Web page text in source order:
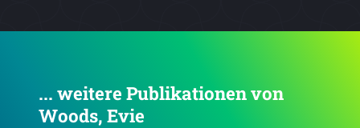
... weitere Publikationen von
Woods, Evie